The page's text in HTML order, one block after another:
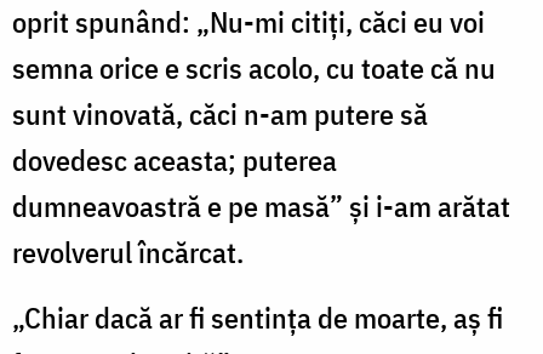
oprit spunând: „Nu-mi citiţi, căci eu voi
semna orice e scris acolo, cu toate că nu
sunt vinovată, căci n-am putere să
dovedesc aceasta; puterea
dumneavoastră e pe masă” şi i-am arătat
revolverul încărcat.
„Chiar dacă ar fi sentinţa de moarte, aş fi